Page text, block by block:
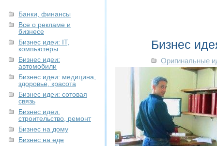
Банки, финансы
Все о рекламе и
бизнесе
Бизнес идеи: IT,
компьютеры
Бизнес идеи:
автомобили
Бизнес идеи: медицина,
здоровье, красота
Бизнес идеи: сотовая
связь
Бизнес идеи:
строительство, ремонт
Бизнес на дому
Бизнес на еде
Бизнес
Оригинальные